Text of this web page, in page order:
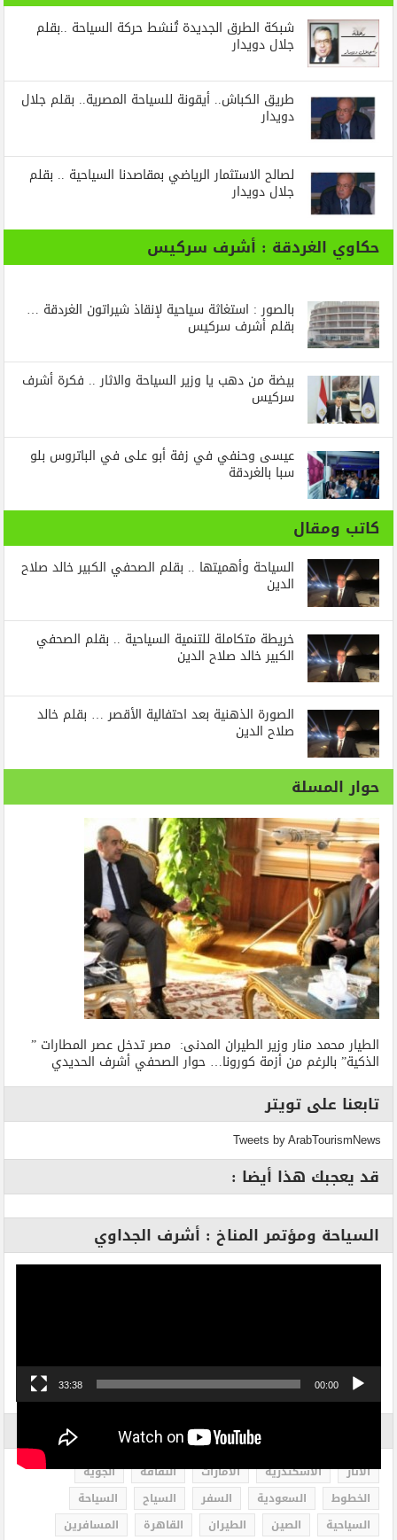
شبكة الطرق الجديدة تُنشط حركة السياحة ..بقلم
جلال دويدار
طريق الكباش.. أيقونة للسياحة المصرية.. بقلم جلال
دويدار
لصالح الاستثمار الرياضي بمقاصدنا السياحية .. بقلم
جلال دويدار
حكاوي الغردقة : أشرف سركيس
بالصور : استغاثة سياحية لإنقاذ شيراتون الغردقة …
بقلم أشرف سركيس
بيضة من دهب يا وزير السياحة والاثار .. فكرة أشرف
سركيس
عيسى وحنفي في زفة أبو على في الباتروس بلو
سبا بالغردقة
كاتب ومقال
السياحة وأهميتها .. بقلم الصحفي الكبير خالد صلاح
الدين
خريطة متكاملة للتنمية السياحية .. بقلم الصحفي
الكبير خالد صلاح الدين
الصورة الذهنية بعد احتفالية الأقصر … بقلم خالد
صلاح الدين
حوار المسلة
الطيار محمد منار وزير الطيران المدنى: مصر تدخل عصر المطارات ”
الذكية” بالرغم من أزمة كورونا… حوار الصحفي أشرف الحديدي
تابعنا على تويتر
Tweets by ArabTourismNews
قد يعجبك هذا أيضا :
السياحة ومؤتمر المناخ : أشرف الجداوي
00:00
33:38
الاثار الاسكندرية الامارات الثقافة
الجوية
الخطوط
السعودية السفر السياح
السياحة
السياحية
الصين الطيران القاهرة
المسافرين